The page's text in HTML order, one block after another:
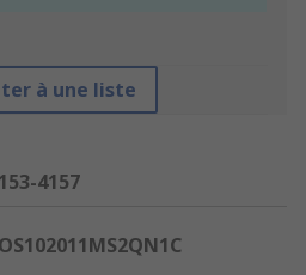
à une liste
153-4157
OS102011MS2QN1C